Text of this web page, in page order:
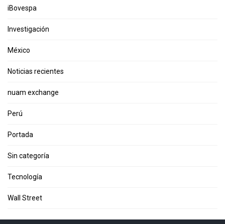
iBovespa
Investigación
México
Noticias recientes
nuam exchange
Perú
Portada
Sin categoría
Tecnología
Wall Street